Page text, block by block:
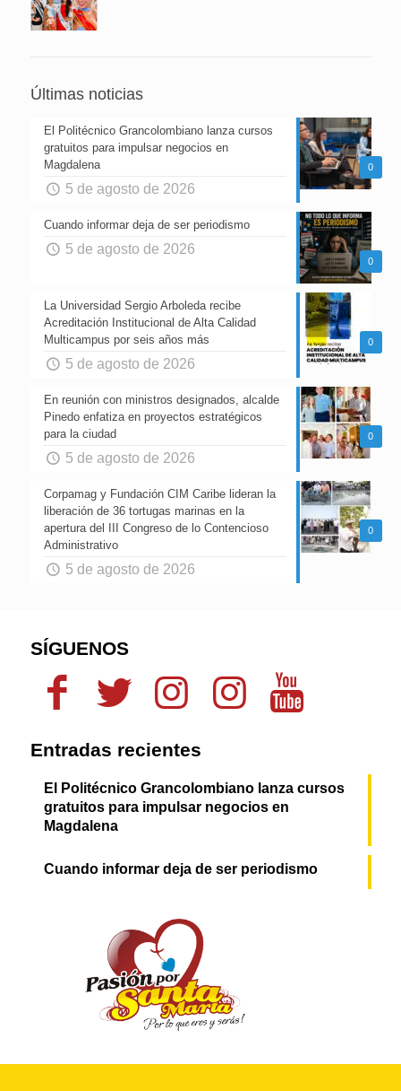
Últimas noticias
0
El Politécnico Grancolombiano lanza cursos
gratuitos para impulsar negocios en
Magdalena
5 de agosto de 2026
0
Cuando informar deja de ser periodismo
5 de agosto de 2026
0
La Universidad Sergio Arboleda recibe
Acreditación Institucional de Alta Calidad
Multicampus por seis años más
5 de agosto de 2026
0
En reunión con ministros designados, alcalde
Pinedo enfatiza en proyectos estratégicos
para la ciudad
5 de agosto de 2026
0
Corpamag y Fundación CIM Caribe lideran la
liberación de 36 tortugas marinas en la
apertura del III Congreso de lo Contencioso
Administrativo
5 de agosto de 2026
SÍGUENOS
Entradas recientes
El Politécnico Grancolombiano lanza cursos
gratuitos para impulsar negocios en
Magdalena
Cuando informar deja de ser periodismo